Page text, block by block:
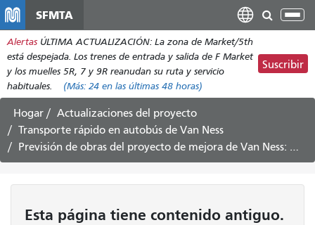
contenido
principal
SFMTA
Alertas ÚLTIMA ACTUALIZACIÓN: La zona de Market/5th
está despejada. Los trenes de entrada y salida de F Market
y los muelles 5R, 7 y 9R reanudan su ruta y servicio
habituales.
(Más: 24 en las últimas 48 horas)
Suscribir
Hogar
Actualizaciones del proyecto
Transporte rápido en autobús de Van Ness
Previsión de obras del proyecto de mejora de Van Ness: del 12 al 23 de abril de 2021
Esta página tiene contenido antiguo.